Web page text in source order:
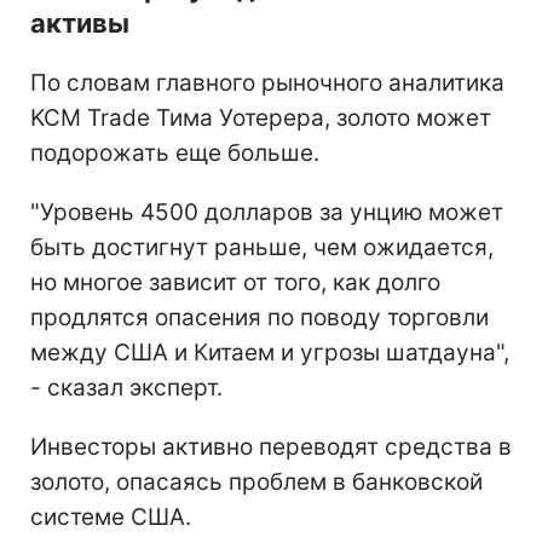
активы
По словам главного рыночного аналитика
KCM Trade Тима Уотерера, золото может
подорожать еще больше.
"Уровень 4500 долларов за унцию может
быть достигнут раньше, чем ожидается,
но многое зависит от того, как долго
продлятся опасения по поводу торговли
между США и Китаем и угрозы шатдауна",
- сказал эксперт.
Инвесторы активно переводят средства в
золото, опасаясь проблем в банковской
системе США.